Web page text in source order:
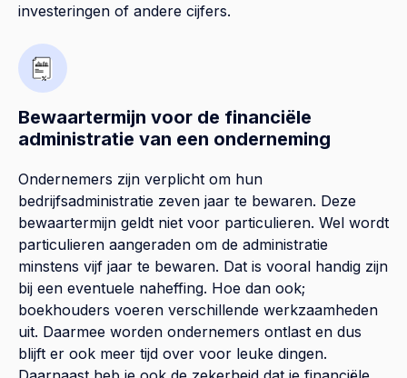
investeringen of andere cijfers.
Bewaartermijn voor de financiële
administratie van een onderneming
Ondernemers zijn verplicht om hun
bedrijfsadministratie zeven jaar te bewaren. Deze
bewaartermijn geldt niet voor particulieren. Wel wordt
particulieren aangeraden om de administratie
minstens vijf jaar te bewaren. Dat is vooral handig zijn
bij een eventuele naheffing. Hoe dan ook;
boekhouders voeren verschillende werkzaamheden
uit. Daarmee worden ondernemers ontlast en dus
blijft er ook meer tijd over voor leuke dingen.